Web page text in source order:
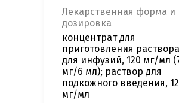
Лекарственная форма и
дозировка
концентрат для
приготовления раствора
для инфузий, 120 мг/мл
мг/6 мл); раствор для
подкожного введения,
мг/мл